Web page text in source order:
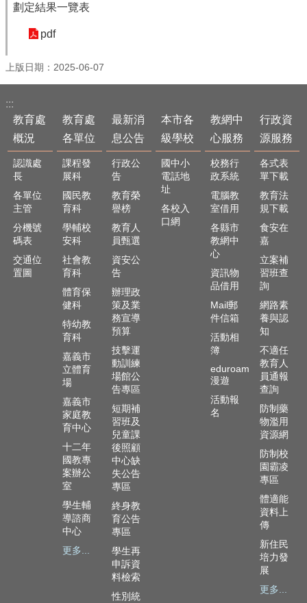
消
各
級
學
校
教
網
中
服
務
行
劃定結果一覽表
pdf
上版日期：2025-06-07
:::
教育處
概況
認識處
長
各單位
主管
分機號
碼表
交通位
置圖
教育處
各單位
課程發
展科
國民教
育科
學輔校
安科
社會教
育科
體育保
健科
特幼教
育科
嘉義市
立體育
場
嘉義市
家庭教
育中心
十二年
國教專
案辦公
室
學生輔
導諮商
中心
更多...
最新消
息公告
行政公
告
教育榮
譽榜
教育人
員甄選
資安公
告
辦理政
策及業
務宣導
預算
技擊運
動訓練
場館公
告專區
短期補
習班及
兒童課
後照顧
中心缺
失公告
專區
終身教
育公告
專區
學生再
申訴資
料檢索
性別統
本市各
級學校
國中小
電話地
址
各校入
口網
教網中
心服務
校務行
政系統
電腦教
室借用
各縣市
教網中
心
資訊物
品借用
Mail郵
件信箱
活動相
簿
eduroam
漫遊
活動報
名
行政資
源服務
各式表
單下載
教育法
規下載
食安在
嘉
立案補
習班查
詢
網路素
養與認
知
不適任
教育人
員通報
查詢
防制藥
物濫用
資源網
防制校
園霸凌
專區
體適能
資料上
傳
新住民
培力發
展
更多...